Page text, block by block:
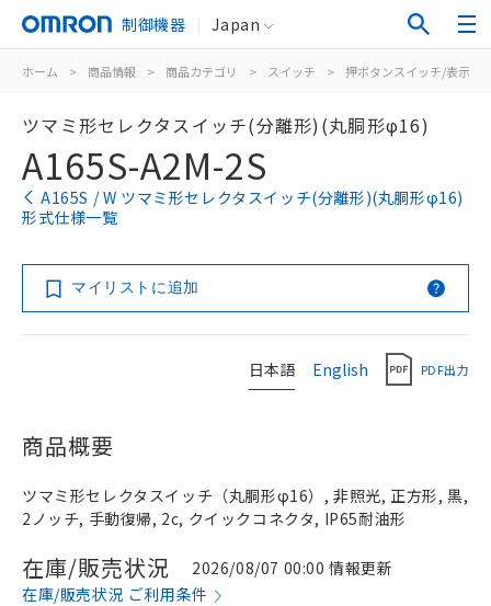
制御機器 Japan
ホーム > 商品情報 > 商品カテゴリ > スイッチ > 押ボタンスイッチ/表示灯
ツマミ形セレクタスイッチ(分離形)(丸胴形φ16)
A165S-A2M-2S
A165S / W ツマミ形セレクタスイッチ(分離形)(丸胴形φ16)
形式仕様一覧
マイリストに追加
日本語 English PDF出力
商品概要
ツマミ形セレクタスイッチ（丸胴形φ16）, 非照光, 正方形, 黒,
2ノッチ, 手動復帰, 2c, クイックコネクタ, IP65耐油形
在庫/販売状況
2026/08/07 00:00 情報更新
在庫/販売状況 ご利用条件